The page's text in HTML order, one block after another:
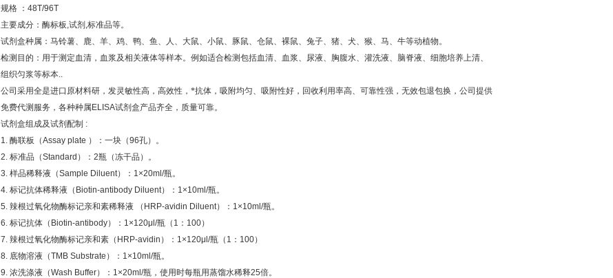
规格 ： 48T/96T
主要成分：酶标板,试剂 ,标准品等。
试剂盒种属：马铃薯、鹿、羊、鸡、鸭、鱼、人、大鼠、小鼠、豚鼠、仓鼠、裸鼠、兔子、猪、犬、猴、马、牛等动植物。
检测目的：用于测定血清，血浆及相关液体等样本。例如适合检测包括血清、血浆、尿液、胸腹水、灌洗液、脑脊液、细胞培养上清、
组织匀浆等标本..
公司采用全是进口原材料研，发灵敏性高，高效性，*抗体，吸附均匀、吸附性好，回收利用率高、可靠性强，无效包退包换，公司提供
免费代测服务，各种种属ELISA试剂盒产品齐全，质量可靠。
试剂盒组成及试剂配制 :
1. 酶联板（Assay plate ）：一块（96孔）。
2. 标准品（Standard ）： 2瓶（冻干品）。
3. 样品稀释液（Sample Diluent）： 1×20ml/瓶。
4. 标记抗体稀释液（ Biotin-antibody Diluent）： 1×10ml/瓶。
5. 辣根过氧化物酶标记亲和素稀释液 （ HRP-avidin Diluent）： 1×10ml/瓶。
6. 标记抗体（ Biotin-antibody）： 1×120μl/瓶（ 1 ： 100）
7. 辣根过氧化物酶标记亲和素（ HRP-avidin ）： 1×120μl/瓶（ 1 ： 100）
8. 底物溶液（TMB Substrate ）： 1×10ml/瓶。
9. 浓洗涤液（Wash Buffer）： 1×20ml/瓶，使用时每瓶用蒸馏水稀释25倍。